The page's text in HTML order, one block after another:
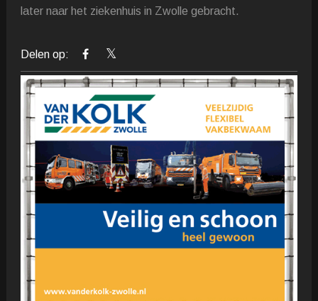
later naar het ziekenhuis in Zwolle gebracht.
Delen op: